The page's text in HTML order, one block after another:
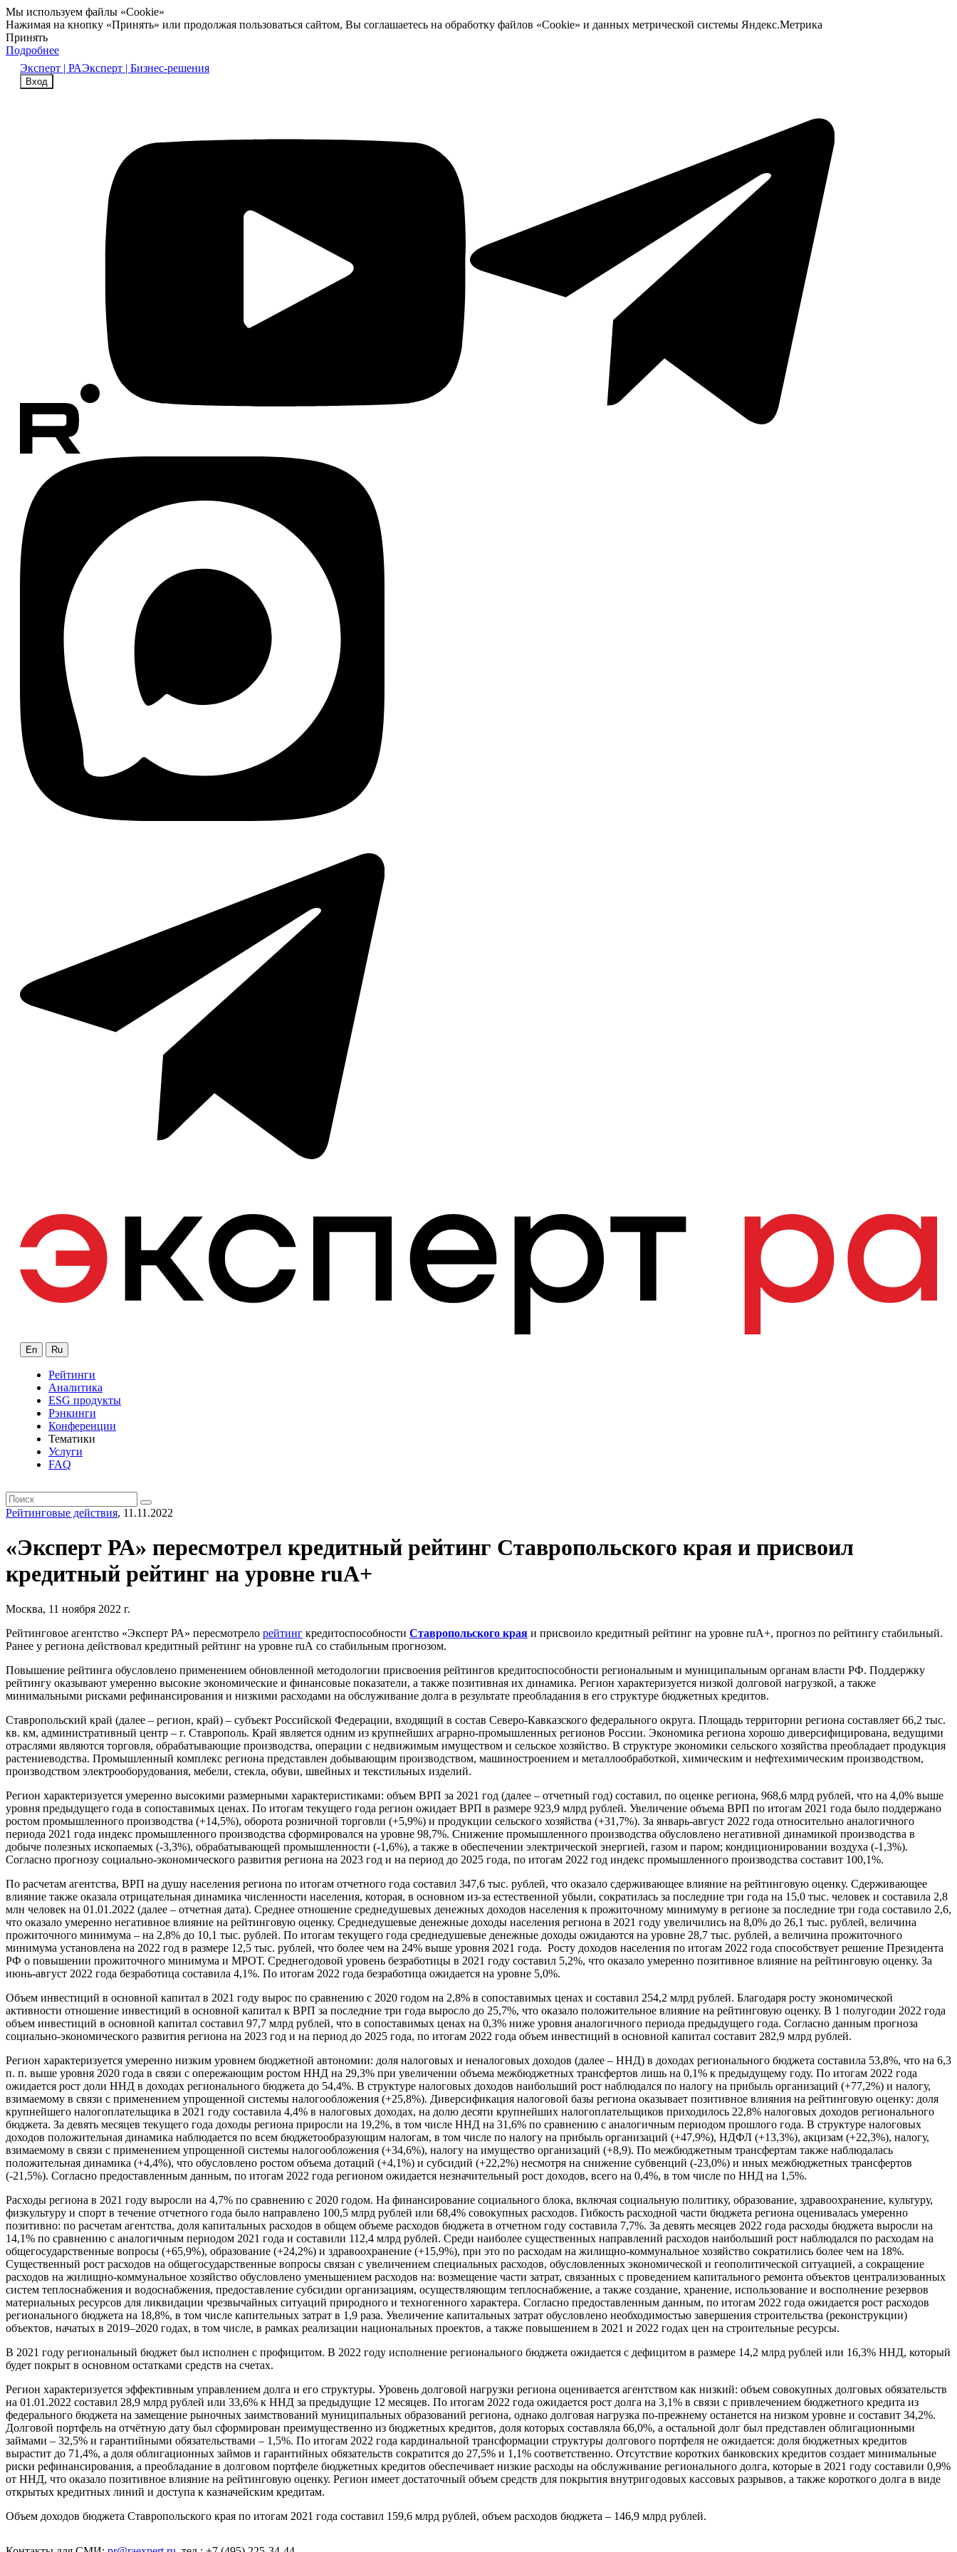
Мы используем файлы «Cookie»
Нажимая на кнопку «Принять» или продолжая пользоваться сайтом, Вы соглашаетесь на обработку файлов «Cookie» и данных метрической системы Яндекс.Метрика
Принять
Подробнее
Эксперт | РАЭксперт | Бизнес-решения
Вход
En Ru
Рейтинги
Аналитика
ESG продукты
Рэнкинги
Конференции
Тематики
Услуги
FAQ
Рейтинговые действия, 11.11.2022
«Эксперт РА» пересмотрел кредитный рейтинг Ставропольского края и присвоил
кредитный рейтинг на уровне ruА+
Москва, 11 ноября 2022 г.
Рейтинговое агентство «Эксперт РА» пересмотрело рейтинг кредитоспособности Ставропольского края и присвоило кредитный рейтинг на уровне ruА+, прогноз по рейтингу стабильный.
Ранее у региона действовал кредитный рейтинг на уровне ruА со стабильным прогнозом.
Повышение рейтинга обусловлено применением обновленной методологии присвоения рейтингов кредитоспособности региональным и муниципальным органам власти РФ. Поддержку
рейтингу оказывают умеренно высокие экономические и финансовые показатели, а также позитивная их динамика. Регион характеризуется низкой долговой нагрузкой, а также
минимальными рисками рефинансирования и низкими расходами на обслуживание долга в результате преобладания в его структуре бюджетных кредитов.
Ставропольский край (далее – регион, край) – субъект Российской Федерации, входящий в состав Северо-Кавказского федерального округа. Площадь территории региона составляет 66,2 тыс.
кв. км, административный центр – г. Ставрополь. Край является одним из крупнейших аграрно-промышленных регионов России. Экономика региона хорошо диверсифицирована, ведущими
отраслями являются торговля, обрабатывающие производства, операции с недвижимым имуществом и сельское хозяйство. В структуре экономики сельского хозяйства преобладает продукция
растениеводства. Промышленный комплекс региона представлен добывающим производством, машиностроением и металлообработкой, химическим и нефтехимическим производством,
производством электрооборудования, мебели, стекла, обуви, швейных и текстильных изделий.
Регион характеризуется умеренно высокими размерными характеристиками: объем ВРП за 2021 год (далее – отчетный год) составил, по оценке региона, 968,6 млрд рублей, что на 4,0% выше
уровня предыдущего года в сопоставимых ценах. По итогам текущего года регион ожидает ВРП в размере 923,9 млрд рублей. Увеличение объема ВРП по итогам 2021 года было поддержано
ростом промышленного производства (+14,5%), оборота розничной торговли (+5,9%) и продукции сельского хозяйства (+31,7%). За январь-август 2022 года относительно аналогичного
периода 2021 года индекс промышленного производства сформировался на уровне 98,7%. Снижение промышленного производства обусловлено негативной динамикой производства в
добыче полезных ископаемых (-3,3%), обрабатывающей промышленности (-1,6%), а также в обеспечении электрической энергией, газом и паром; кондиционировании воздуха (-1,3%).
Согласно прогнозу социально-экономического развития региона на 2023 год и на период до 2025 года, по итогам 2022 год индекс промышленного производства составит 100,1%.
По расчетам агентства, ВРП на душу населения региона по итогам отчетного года составил 347,6 тыс. рублей, что оказало сдерживающее влияние на рейтинговую оценку. Сдерживающее
влияние также оказала отрицательная динамика численности населения, которая, в основном из-за естественной убыли, сократилась за последние три года на 15,0 тыс. человек и составила 2,8
млн человек на 01.01.2022 (далее – отчетная дата). Среднее отношение среднедушевых денежных доходов населения к прожиточному минимуму в регионе за последние три года составило 2,6,
что оказало умеренно негативное влияние на рейтинговую оценку. Среднедушевые денежные доходы населения региона в 2021 году увеличились на 8,0% до 26,1 тыс. рублей, величина
прожиточного минимума – на 2,8% до 10,1 тыс. рублей. По итогам текущего года среднедушевые денежные доходы ожидаются на уровне 28,7 тыс. рублей, а величина прожиточного
минимума установлена на 2022 год в размере 12,5 тыс. рублей, что более чем на 24% выше уровня 2021 года. Росту доходов населения по итогам 2022 года способствует решение Президента
РФ о повышении прожиточного минимума и МРОТ. Среднегодовой уровень безработицы в 2021 году составил 5,2%, что оказало умеренно позитивное влияние на рейтинговую оценку. За
июнь-август 2022 года безработица составила 4,1%. По итогам 2022 года безработица ожидается на уровне 5,0%.
Объем инвестиций в основной капитал в 2021 году вырос по сравнению с 2020 годом на 2,8% в сопоставимых ценах и составил 254,2 млрд рублей. Благодаря росту экономической
активности отношение инвестиций в основной капитал к ВРП за последние три года выросло до 25,7%, что оказало положительное влияние на рейтинговую оценку. В 1 полугодии 2022 года
объем инвестиций в основной капитал составил 97,7 млрд рублей, что в сопоставимых ценах на 0,3% ниже уровня аналогичного периода предыдущего года. Согласно данным прогноза
социально-экономического развития региона на 2023 год и на период до 2025 года, по итогам 2022 года объем инвестиций в основной капитал составит 282,9 млрд рублей.
Регион характеризуется умеренно низким уровнем бюджетной автономии: доля налоговых и неналоговых доходов (далее – ННД) в доходах регионального бюджета составила 53,8%, что на 6,3
п. п. выше уровня 2020 года в связи с опережающим ростом ННД на 29,3% при увеличении объема межбюджетных трансфертов лишь на 0,1% к предыдущему году. По итогам 2022 года
ожидается рост доли ННД в доходах регионального бюджета до 54,4%. В структуре налоговых доходов наибольший рост наблюдался по налогу на прибыль организаций (+77,2%) и налогу,
взимаемому в связи с применением упрощенной системы налогообложения (+25,8%). Диверсификация налоговой базы региона оказывает позитивное влияния на рейтинговую оценку: доля
крупнейшего налогоплательщика в 2021 году составила 4,4% в налоговых доходах, на долю десяти крупнейших налогоплательщиков приходилось 22,8% налоговых доходов регионального
бюджета. За девять месяцев текущего года доходы региона приросли на 19,2%, в том числе ННД на 31,6% по сравнению с аналогичным периодом прошлого года. В структуре налоговых
доходов положительная динамика наблюдается по всем бюджетообразующим налогам, в том числе по налогу на прибыль организаций (+47,9%), НДФЛ (+13,3%), акцизам (+22,3%), налогу,
взимаемому в связи с применением упрощенной системы налогообложения (+34,6%), налогу на имущество организаций (+8,9). По межбюджетным трансфертам также наблюдалась
положительная динамика (+4,4%), что обусловлено ростом объема дотаций (+4,1%) и субсидий (+22,2%) несмотря на снижение субвенций (-23,0%) и иных межбюджетных трансфертов
(-21,5%). Согласно предоставленным данным, по итогам 2022 года регионом ожидается незначительный рост доходов, всего на 0,4%, в том числе по ННД на 1,5%.
Расходы региона в 2021 году выросли на 4,7% по сравнению с 2020 годом. На финансирование социального блока, включая социальную политику, образование, здравоохранение, культуру,
физкультуру и спорт в течение отчетного года было направлено 100,5 млрд рублей или 68,4% совокупных расходов. Гибкость расходной части бюджета региона оценивалась умеренно
позитивно: по расчетам агентства, доля капитальных расходов в общем объеме расходов бюджета в отчетном году составила 7,7%. За девять месяцев 2022 года расходы бюджета выросли на
14,1% по сравнению с аналогичным периодом 2021 года и составили 112,4 млрд рублей. Среди наиболее существенных направлений расходов наибольший рост наблюдался по расходам на
общегосударственные вопросы (+65,9%), образование (+24,2%) и здравоохранение (+15,9%), при это по расходам на жилищно-коммунальное хозяйство сократились более чем на 18%.
Существенный рост расходов на общегосударственные вопросы связан с увеличением специальных расходов, обусловленных экономической и геополитической ситуацией, а сокращение
расходов на жилищно-коммунальное хозяйство обусловлено уменьшением расходов на: возмещение части затрат, связанных с проведением капитального ремонта объектов централизованных
систем теплоснабжения и водоснабжения, предоставление субсидии организациям, осуществляющим теплоснабжение, а также создание, хранение, использование и восполнение резервов
материальных ресурсов для ликвидации чрезвычайных ситуаций природного и техногенного характера. Согласно предоставленным данным, по итогам 2022 года ожидается рост расходов
регионального бюджета на 18,8%, в том числе капительных затрат в 1,9 раза. Увеличение капитальных затрат обусловлено необходимостью завершения строительства (реконструкции)
объектов, начатых в 2019–2020 годах, в том числе, в рамках реализации национальных проектов, а также повышением в 2021 и 2022 годах цен на строительные ресурсы.
В 2021 году региональный бюджет был исполнен с профицитом. В 2022 году исполнение регионального бюджета ожидается с дефицитом в размере 14,2 млрд рублей или 16,3% ННД, который
будет покрыт в основном остатками средств на счетах.
Регион характеризуется эффективным управлением долга и его структуры. Уровень долговой нагрузки региона оценивается агентством как низкий: объем совокупных долговых обязательств
на 01.01.2022 составил 28,9 млрд рублей или 33,6% к ННД за предыдущие 12 месяцев. По итогам 2022 года ожидается рост долга на 3,1% в связи с привлечением бюджетного кредита из
федерального бюджета на замещение рыночных заимствований муниципальных образований региона, однако долговая нагрузка по-прежнему останется на низком уровне и составит 34,2%.
Долговой портфель на отчётную дату был сформирован преимущественно из бюджетных кредитов, доля которых составляла 66,0%, а остальной долг был представлен облигационными
займами – 32,5% и гарантийными обязательствами – 1,5%. По итогам 2022 года кардинальной трансформации структуры долгового портфеля не ожидается: доля бюджетных кредитов
вырастит до 71,4%, а доля облигационных займов и гарантийных обязательств сократится до 27,5% и 1,1% соответственно. Отсутствие коротких банковских кредитов создает минимальные
риски рефинансирования, а преобладание в долговом портфеле бюджетных кредитов обеспечивает низкие расходы на обслуживание регионального долга, которые в 2021 году составили 0,9%
от ННД, что оказало позитивное влияние на рейтинговую оценку. Регион имеет достаточный объем средств для покрытия внутригодовых кассовых разрывов, а также короткого долга в виде
открытых кредитных линий и доступа к казначейским кредитам.
Объем доходов бюджета Ставропольского края по итогам 2021 года составил 159,6 млрд рублей, объем расходов бюджета – 146,9 млрд рублей.